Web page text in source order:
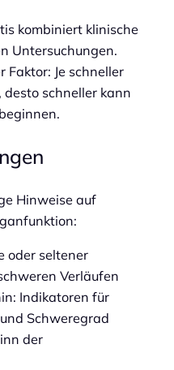
kombiniert klinische
Untersuchungen.
Faktor: Je schneller
schneller kann
Hinweise auf
oder seltener
Verläufen
Indikatoren für
Schweregrad
der